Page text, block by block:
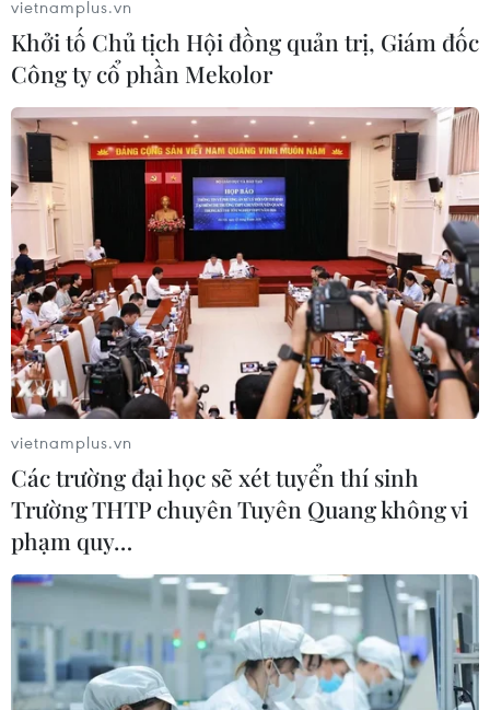
lường sự hài lòng của người dân, tổ chức, trong đó có
nơi chỉ số trong khoảng 95-100%.
vietnamplus.vn
Khởi tố Chủ tịch Hội đồng quản trị, Giám đốc
Công ty cổ phần Mekolor
vietnamplus.vn
Các trường đại học sẽ xét tuyển thí sinh
Trường THTP chuyên Tuyên Quang không vi
phạm quy…